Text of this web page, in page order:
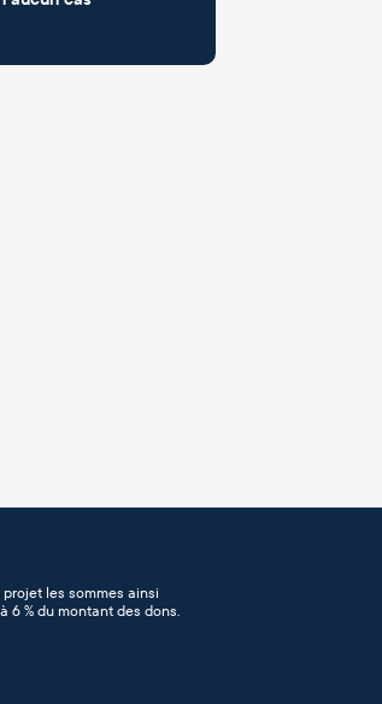
les sommes ainsi
6 % du montant des dons.